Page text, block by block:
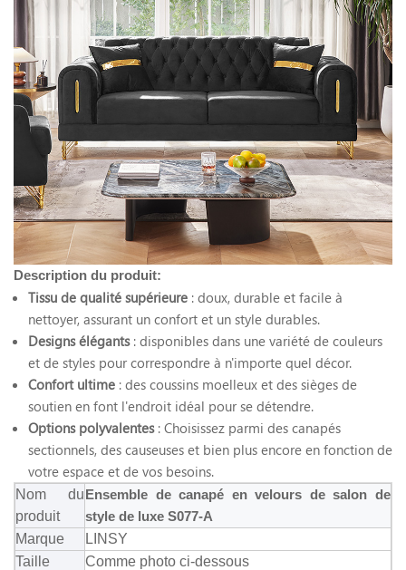
Description du produit:
Tissu de qualité supérieure : doux, durable et facile à
nettoyer, assurant un confort et un style durables.
Designs élégants: disponibles dans une variété de couleurs
et de styles pour correspondre à n'importe quel décor.
Confort ultime : des coussins moelleux et des sièges de
soutien en font l'endroit idéal pour se détendre.
Options polyvalentes: Choisissez parmi des canapés
sectionnels, des causeuses et bien plus encore en fonction de
votre espace et de vos besoins.
Nom du
produit
Ensemble de canapé en velours de salon de
style de luxe S077-A
Marque
LINSY
Taille
Comme photo ci-dessous